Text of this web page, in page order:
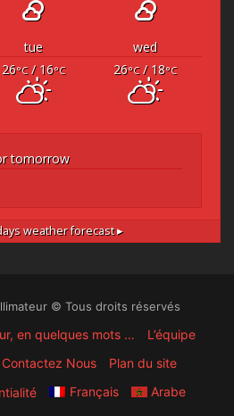
tue
wed
26°C/ 16°C 26°C/ 18°C
tomorrow
weather forecast ▸
© Tous droits réservés
en quelques mots …
L’équipe
Contactez Nous
Plan du site
Français Arabe